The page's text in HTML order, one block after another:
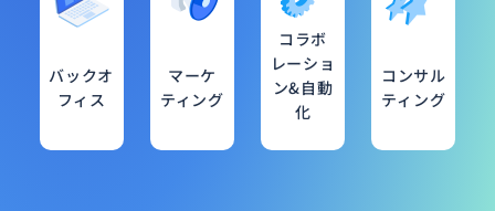
バックオ
フィス
マーケ
ティング
コラボ
レーショ
ン&自動
化
コンサル
ティング